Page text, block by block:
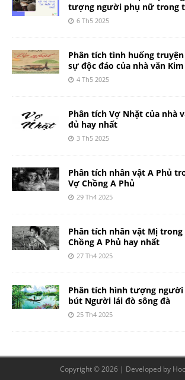
tượng người phụ nữ trong
6 Th5 2025
Phân tích tình huống
sự độc đáo của nhà văn
4 Th5 2025
Phân tích Vợ Nhặt của nhà
đủ hay nhất
3 Th5 2025
Phân tích nhân vật A Phủ
Vợ Chồng A Phủ
29 Th4 2025
Phân tích nhân vật Mị
Chồng A Phủ hay nhất
27 Th4 2025
Phân tích hình tượng
bút Người lái đò sông đà
25 Th4 2025
Copyright © 2026 | Developed by